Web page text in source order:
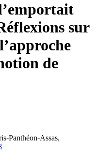
sur
de
Panthéon-Assas,